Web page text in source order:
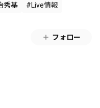
秀基 #Live情報
フォロー